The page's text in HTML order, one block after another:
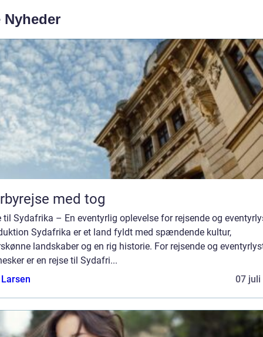
Nyheder
med tog
til Sydafrika – En eventyrlig oplevelse for rejsende og
Sydafrika er et land fyldt med spændende kultur,
landskaber og en rig historie. For rejsende og
er en rejse til Sydafri...
07 juli